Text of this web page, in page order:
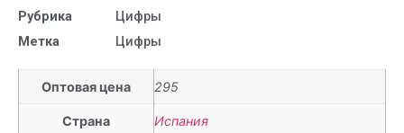
Рубрика
Цифры
Метка
Цифры
Оптовая цена 295
Страна Испания